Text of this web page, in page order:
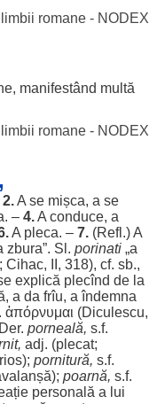
romane - NODEX
, manifestând multă
romane - NODEX
2.A se mișca, a se
. – 4.A conduce, a
A pleca. – 7.(Refl.) A
zbura”. Sl. porinati„a
Cihac, II, 318), cf. sb.,
explică plecînd de la
, a da frîu, aîndemna
ἀπόρνυμαι (Diculescu,
porneală, s.f.
, adj. (plecat;
); pornitură, s.f.
); poarnă, s.f.
personală a lui